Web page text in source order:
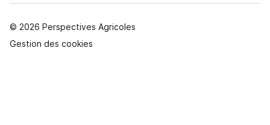
© 2026 Perspectives Agricoles
Gestion des cookies